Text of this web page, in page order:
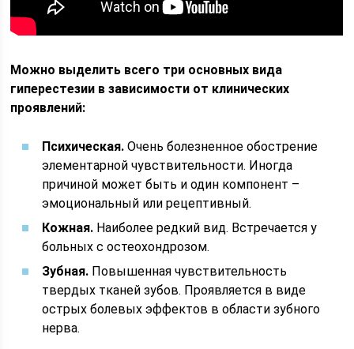
Можно выделить всего три основных вида
гиперестезии в зависимости от клинических
проявлений:
Психическая. Очень болезненное обострение
элементарной чувствительности. Иногда
причиной может быть и один компонент –
эмоциональный или рецептивный.
Кожная. Наиболее редкий вид. Встречается у
больных с остеохондрозом.
Зубная. Повышенная чувствительность
твердых тканей зубов. Проявляется в виде
острых болевых эффектов в области зубного
нерва.